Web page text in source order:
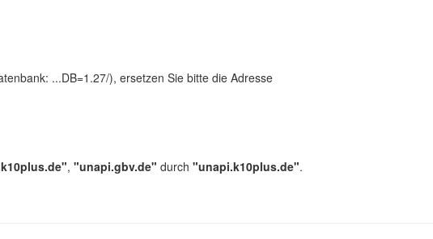
...DB=1.27/), ersetzen Sie bitte die Adresse
, "unapi.gbv.de" durch "unapi.k10plus.de".